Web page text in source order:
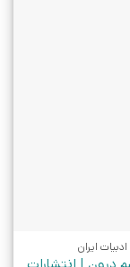
ادبیات ایران